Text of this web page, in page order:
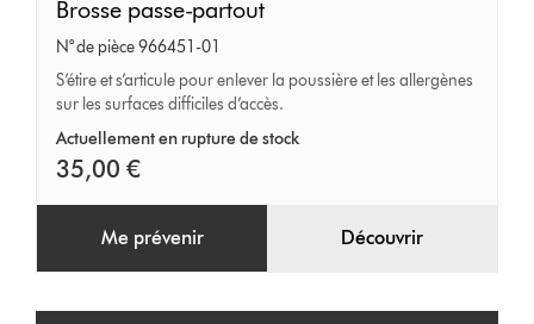
Brosse
passe-
partout
Brosse passe-partout
N° de pièce 966451-01
S’étire et s’articule pour enlever la poussière et les allergènes
sur les surfaces difficiles d’accès.
Actuellement en rupture de stock
35,00 €
Me prévenir Découvrir